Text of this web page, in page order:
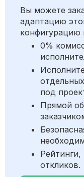
Вы можете
адаптацию
конфигурацию
0%
под
Прямой
Рейтинги,
откликов.